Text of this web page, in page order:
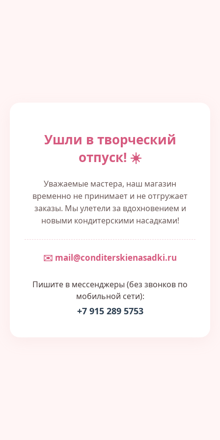
Ушли в творческий
отпуск! ☀️
Уважаемые мастера, наш магазин
временно не принимает и не отгружает
заказы. Мы улетели за вдохновением и
новыми кондитерскими насадками!
✉️ mail@conditerskienasadki.ru
Пишите в мессенджеры (без звонков по
мобильной сети):
+7 915 289 5753